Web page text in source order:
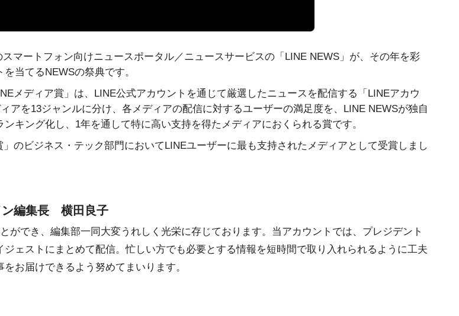
スマートフォン向けニュースポータル／ニュースサービスの「LINE NEWS」が、その年を彩
当てるNEWSの祭典です。
メディア賞」は、LINE公式アカウントを通じて厳選したニュースを配信する「LINEアカウ
アを13ジャンルに分け、各メディアの配信に対するユーザーの満足度を、LINE NEWSが独自
キング化し、1年を通して特に高い支持を得たメディアにおくられる賞です。
」のビジネス・テック部門においてLINEユーザーに最も支持されたメディアとして受賞しまし
ン編集長 横田良子
ができ、編集部一同大変うれしく光栄に存じております。当アカウントでは、プレジデント
ェストにまとめて配信。忙しい方でも必要とする情報を短時間で取り入れられるように工夫
お届けできるよう努めてまいります。